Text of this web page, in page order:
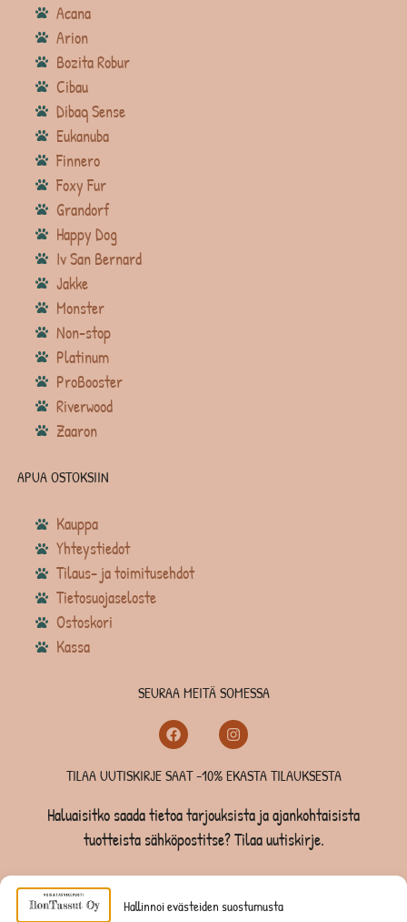
Hallinnoi evästeiden suostumusta
Acana
Arion
Bozita Robur
Cibau
Dibaq Sense
Eukanuba
Finnero
Foxy Fur
Grandorf
Happy Dog
Iv San Bernard
Jakke
Monster
Non-stop
Platinum
ProBooster
Riverwood
Zaaron
APUA OSTOKSIIN
Kauppa
Yhteystiedot
Tilaus- ja toimitusehdot
Tietosuojaseloste
Ostoskori
Kassa
SEURAA MEITÄ SOMESSA
TILAA UUTISKIRJE SAAT -10% EKASTA TILAUKSESTA
Haluaisitko saada tietoa tarjouksista ja ajankohtaisista
tuotteista sähköpostitse? Tilaa uutiskirje.
TILAA UUTISKIRJE -SAAT -10% EKASTA TILAUKSESTA